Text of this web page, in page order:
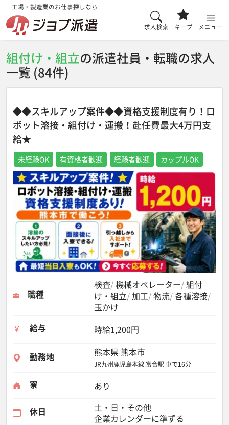
工場・製造業のお仕事探しなら
求人検索 キープ メニュー
組付け・組立の派遣社員・転職の求人
一覧 (84件)
◆◆スキルアップ案件◆◆資格支援制度有り！ロ
ボット溶接・組付け・運搬！赴任費最大4万円支
給★
未経験OK 有資格者歓迎 経験者歓迎 カップルOK
職種
検査 機械オペレーター 組付
け・組立 加工 物流 各種溶接
玉かけ
給与
時給1,200円
勤務地 熊本県 熊本市
JR九州鹿児島本線 富合駅 車で16分
寮 あり
休日
土・日・その他
企業カレンダーに準ずる